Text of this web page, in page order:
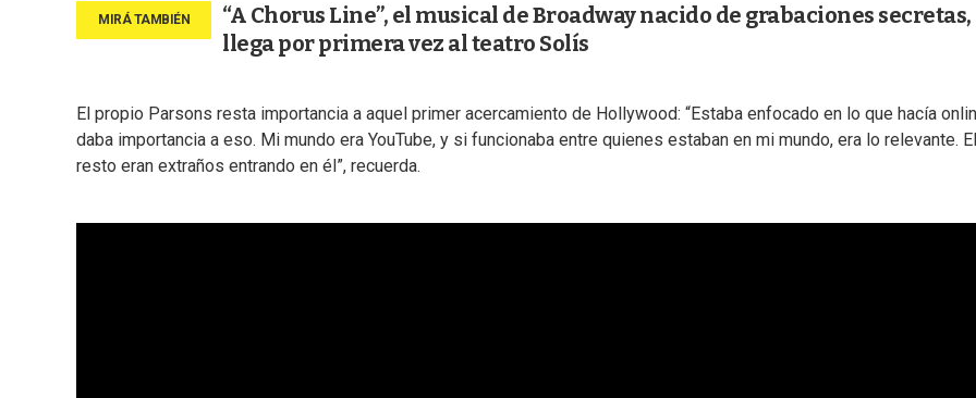
“A Chorus Line”, el musical de Broadway nacido de grabaciones secretas,
llega por primera vez al teatro Solís
El propio Parsons resta importancia a aquel primer acercamiento de Hollywood: “Estaba enfocado en lo que hacía
daba importancia a eso. Mi mundo era YouTube, y si funcionaba entre quienes estaban en mi mundo, era lo relevante. El
resto eran extraños entrando en él”, recuerda.